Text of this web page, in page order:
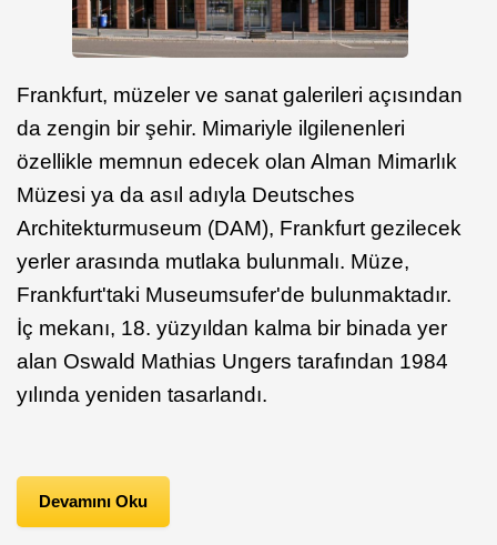
Frankfurt, müzeler ve sanat galerileri açısından
da zengin bir şehir. Mimariyle ilgilenenleri
özellikle memnun edecek olan Alman Mimarlık
Müzesi ya da asıl adıyla Deutsches
Architekturmuseum (DAM), Frankfurt gezilecek
yerler arasında mutlaka bulunmalı. Müze,
Frankfurt'taki Museumsufer'de bulunmaktadır.
İç mekanı, 18. yüzyıldan kalma bir binada yer
alan Oswald Mathias Ungers tarafından 1984
yılında yeniden tasarlandı.
Devamını Oku